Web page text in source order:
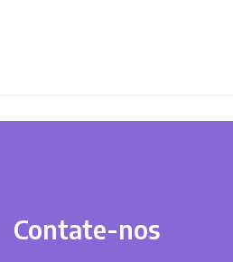
Contate-nos